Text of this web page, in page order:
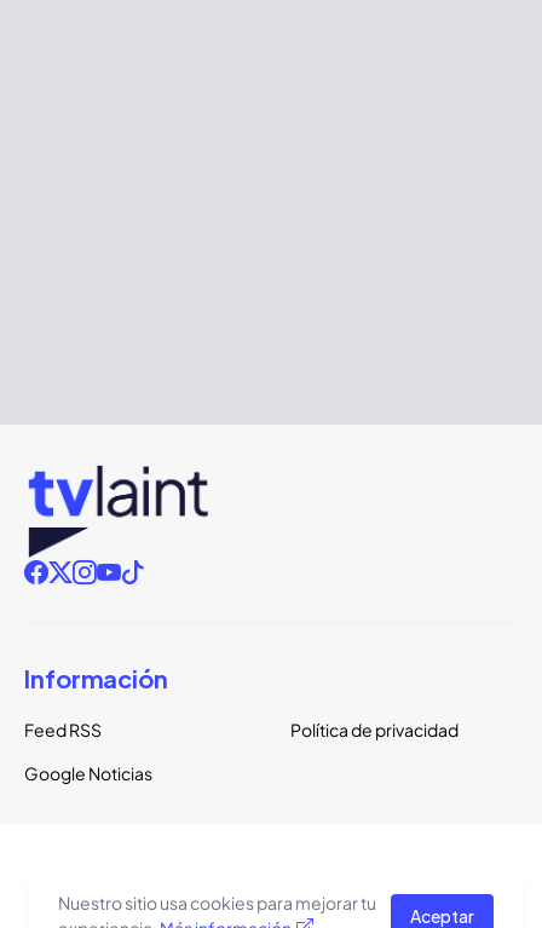
Información
Feed RSS
Política de privacidad
Google Noticias
Todos los derechos reservados.
El tema del sitio está basado en una plantilla de
Pro Blogger
Nuestro sitio usa cookies para mejorar tu
Aceptar